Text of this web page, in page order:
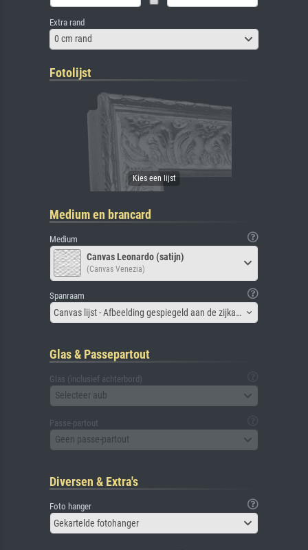
Extra rand
0 cm rand
Fotolijst
Medium en brancard
Medium
Canvas Leonardo (satijn)
(Canvas Venezia)
Spanraam
Canvas lijst - Afbeelding gespiegeld aan de zijkant
Glas & Passepartout
Glas (inclusief achterbord)
Selecteer aub
Passe-partout
Geen passe-partout
Diversen & Extra's
Foto hanger
Gekartelde fotohanger